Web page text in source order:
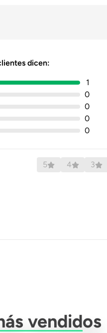
Polar
dicen:
0
0
0
0
1
5 4 3
vendidos